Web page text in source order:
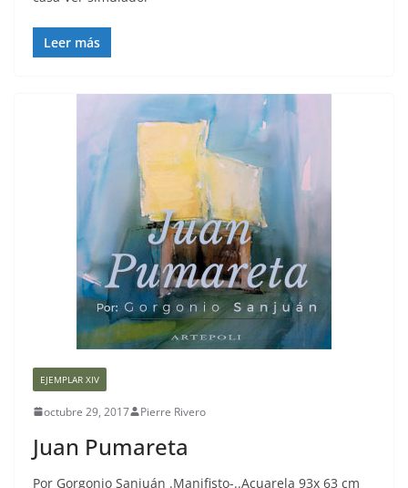
Leer más
EJEMPLAR XIV
octubre 29, 2017 Pierre Rivero
Juan Pumareta
Por Gorgonio Sanjuán .Manifisto-..Acuarela 93x 63 cm